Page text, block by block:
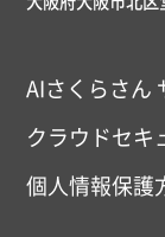
AIさくらさん
クラウドセキ
個人情報保護